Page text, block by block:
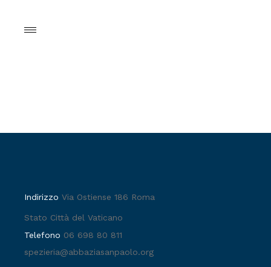
IndirizzoVia Ostiense 186 Roma
Stato Città del Vaticano
Telefono 06 698 80 811
spezieria@abbaziasanpaolo.org